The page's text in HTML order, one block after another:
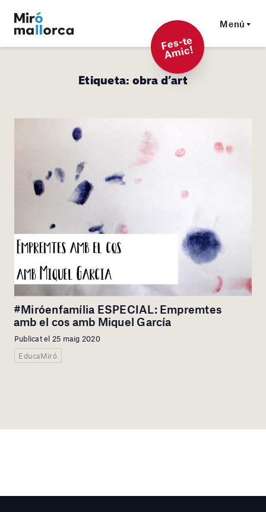
Menú
F
es-t
e
A
mi
c!
Etiqueta:obra d’art
#Miróenfamília ESPECIAL: Empremtes
amb el cos amb Miquel García
Publicat el 25 maig 2020
EducaMiró